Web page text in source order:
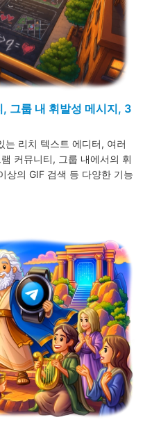
그룹 내 휘발성 메시지, 3
는 리치 텍스트 에디터, 여러
커뮤니티, 그룹 내에서의 휘
상의 GIF 검색 등 다양한 기능